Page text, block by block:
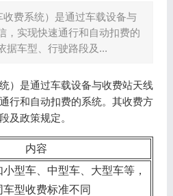
收费系统）是通过车载设备与
，实现快速通行和自动扣费的
据车型、行驶路段及...
）是通过车载设备与收费站天线
行和自动扣费的系统。其收费方
及政策规定。
内容
型车、中型车、大型车等，
车型收费标准不同